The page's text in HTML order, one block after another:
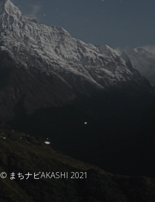
© まちナビAKASHI 2021